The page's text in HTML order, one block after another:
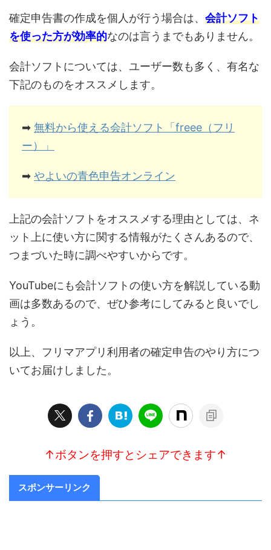
確定申告書の作成を個人が行う場合は、 会計ソフト
を使った方が効率的なのは言うまでもありません。
会計ソフトについては、ユーザー数も多く、有名な
下記のものをオススメします。
➡ 無料から使える会計ソフト「freee（フリ
ー）」
➡ やよいの青色申告オンライン
上記の会計ソフトをオススメする理由としては、ネ
ット上に使い方に関する情報がたくさんあるので、
つまづいた時に調べやすいからです。
YouTubeにも会計ソフトの使い方を解説している動
画は多数あるので、ぜひ参考にしてみると良いでし
ょう。
以上、フリマアプリ利用者の確定申告のやり方につ
いてお届けしました。
↑ボタンを押すとシェアできます↑
スポンサーリンク